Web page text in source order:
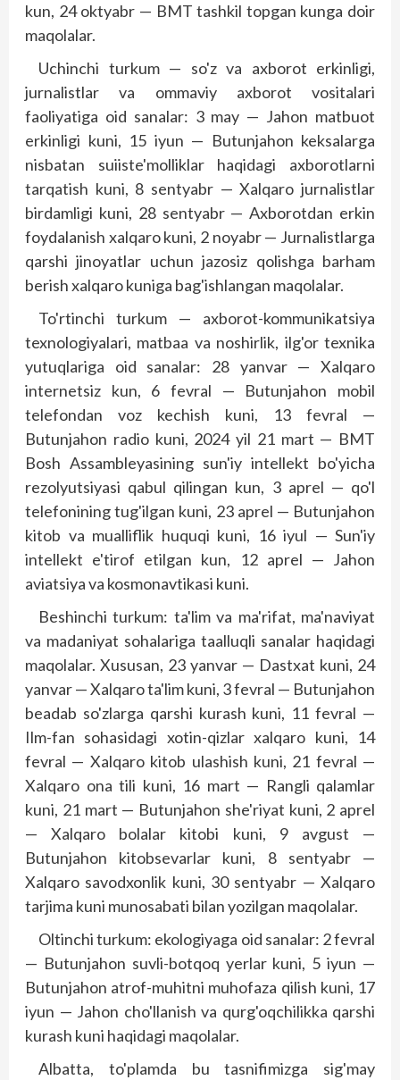
kun, 24 oktyabr — BMT tashkil topgan kunga doir
maqolalar.
Uchinchi turkum — so'z va axborot erkinligi,
jurnalistlar va ommaviy axborot vositalari
faoliyatiga oid sanalar: 3 may — Jahon matbuot
erkinligi kuni, 15 iyun — Butunjahon keksalarga
nisbatan suiiste'molliklar haqidagi axborotlarni
tarqatish kuni, 8 sentyabr — Xalqaro jurnalistlar
birdamligi kuni, 28 sentyabr — Axborotdan erkin
foydalanish xalqaro kuni, 2 noyabr — Jurnalistlarga
qarshi jinoyatlar uchun jazosiz qolishga barham
berish xalqaro kuniga bag'ishlangan maqolalar.
To'rtinchi turkum — axborot-kommunikatsiya
texnologiyalari, matbaa va noshirlik, ilg'or texnika
yutuqlariga oid sanalar: 28 yanvar — Xalqaro
internetsiz kun, 6 fevral — Butunjahon mobil
telefondan voz kechish kuni, 13 fevral —
Butunjahon radio kuni, 2024 yil 21 mart — BMT
Bosh Assambleyasining sun'iy intellekt bo'yicha
rezolyutsiyasi qabul qilingan kun, 3 aprel — qo'l
telefonining tug'ilgan kuni, 23 aprel — Butunjahon
kitob va mualliflik huquqi kuni, 16 iyul — Sun'iy
intellekt e'tirof etilgan kun, 12 aprel — Jahon
aviatsiya va kosmonavtikasi kuni.
Beshinchi turkum: ta'lim va ma'rifat, ma'naviyat
va madaniyat sohalariga taalluqli sanalar haqidagi
maqolalar. Xususan, 23 yanvar — Dastxat kuni, 24
yanvar — Xalqaro ta'lim kuni, 3 fevral — Butunjahon
beadab so'zlarga qarshi kurash kuni, 11 fevral —
Ilm-fan sohasidagi xotin-qizlar xalqaro kuni, 14
fevral — Xalqaro kitob ulashish kuni, 21 fevral —
Xalqaro ona tili kuni, 16 mart — Rangli qalamlar
kuni, 21 mart — Butunjahon she'riyat kuni, 2 aprel
— Xalqaro bolalar kitobi kuni, 9 avgust —
Butunjahon kitobsevarlar kuni, 8 sentyabr —
Xalqaro savodxonlik kuni, 30 sentyabr — Xalqaro
tarjima kuni munosabati bilan yozilgan maqolalar.
Oltinchi turkum: ekologiyaga oid sanalar: 2 fevral
— Butunjahon suvli-botqoq yerlar kuni, 5 iyun —
Butunjahon atrof-muhitni muhofaza qilish kuni, 17
iyun — Jahon cho'llanish va qurg'oqchilikka qarshi
kurash kuni haqidagi maqolalar.
Albatta, to'plamda bu tasnifimizga sig'may